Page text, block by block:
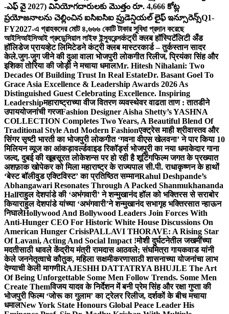
-ఎఫ్ వై 2027) వినియోగదారులకు మొత్తం రూ. 4,666 కోట్ల
ప్రయోజనాలను చెల్లించిన ఐసిఐసిఐ ప్రుడెన్షియల్ లైఫ్ ఇన్సూరెన్స్Q1-
FY2027-এ গ্রাহকদের মোট ৪,৬৬৬ কোটি টাকার সুবিধা প্রদান করেছে
আইসিআইসিআই প্রুডেন্সিয়াল লাইফ ইন্স্যুরেন্সकंट्री क्लब हॉस्पिटॅलिटी अँड
हॉलिडेज प्रायव्हेट लिमिटेडने कंट्री क्लब मास्टरकार्ड – तुर्कस्तान सादर
केले.जुग-जुग जीने की दुआ वाला भोजपुरी लोकगीत रिलीज, प्रियंका सिंह और
इशिका तोरिया की जोड़ी ने मचाया धमालMr. Hitesh Nihalani: Two
Decades Of Building Trust In Real EstateDr. Basant Goel To
Grace Asia Excellence & Leadership Awards 2026 As
Distinguished Guest Celebrating Excellence. Inspiring
Leadershipमहाराष्ट्राच्या वीज वितरण व्यवस्थेवर वाढता ताण : तातडीने
उपाययोजनांची गरजFashion Designer Aisha Shetty’s YASHNA
COLLECTION Completes Two Years, A Beautiful Blend Of
Traditional Style And Modern Fashionएक्ट्रेस माही श्रीवास्तव और
सिंगर सृष्टी भारती का भोजपुरी लोकगीत ‘गवना वीएस खेलवना’ ने पार किया 10
मिलियन व्यूज का आंकड़ावर्ल्डवाइड रिकॉर्ड्स भोजपुरी का नया धमाकेदार गाना
जल्द, दुबई की खूबसूरत लोकेशन्स पर हो रही है शूटिंगफिल्म जगत के प्रख्यात
अशफ़ाक खोपेकर को मिला महाराष्ट्र के राज्यपाल सी.पी. राधाकृष्णन के हाथों
‘बेस्ट बॉलीवुड एक्टिविस्ट’ का प्रतिष्ठित सम्मानRahul Deshpande’s
Abhangawari Resonates Through A Packed Shanmukhananda
Hallराहुल देशपांडे की ‘अभंगवारी’ ने शन्मुखानंद हॉल को भक्तिरस से सराबोर
कियाराहुल देशपांडे यांच्या ‘अभंगवारी’ने शन्मुखानंद सभागृह भक्तिरसात न्हाऊन
निघालेHollywood And Bollywood Leaders Join Forces With
Anti-Hunger CEO For Historic White House Discussions On
American Hunger CrisisPALLAVI THORAVE: A Rising Star
Of Lavani, Acting And Social Impact !मोशी दुर्घटनेतील जखमींच्या
मदतीसाठी धावले केंद्रीय मंत्री रामदास आठवले; संघमित्रा गायकवाड यांनी
केले जननेतृत्वाचे कौतुक, महिला सक्षमीकरणासाठी शासनाच्या योजनांचा लाभ
देण्याची केली मागणीRAJESHH DATTATRYA BHUJLE The Art
Of Being Unforgettable Some Men Follow Trends. Some Men
Create Themविजय यादव के निर्देशन में बनी प्रेम सिंह और रक्षा गुप्ता की
भोजपुरी फिल्म ‘जोरू का गुलाम’ का ट्रेलर रिलीज, दर्शकों के बीच मचाया
धमालNew York State Honours Global Peace Leader His